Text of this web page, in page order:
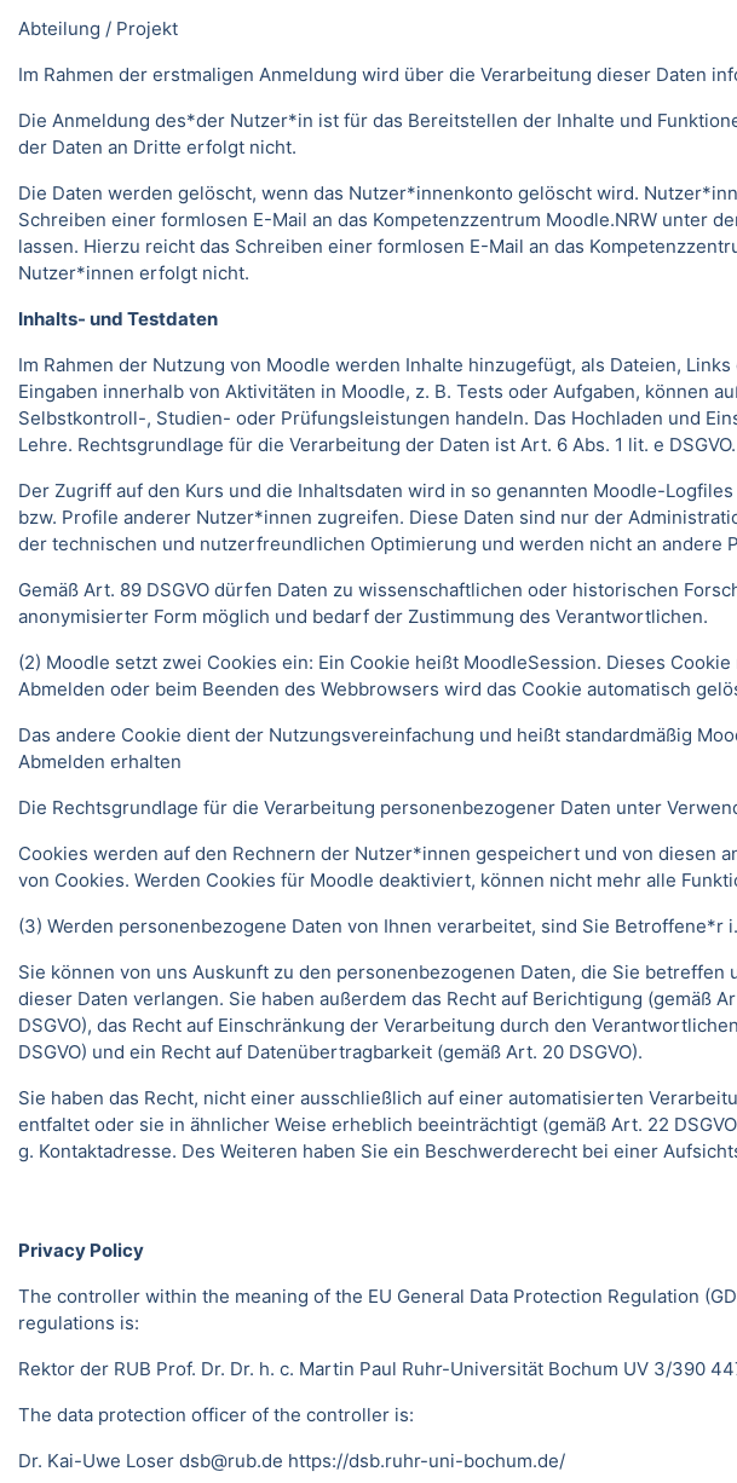
Abteilung / Projekt
Im Rahmen der erstmaligen Anmeldung wird über die Verarbeitung dieser Daten
Die Anmeldung des*der Nutzer*in ist für das Bereitstellen der Inhalte und
der Daten an Dritte erfolgt nicht.
Die Daten werden gelöscht, wenn das Nutzer*innenkonto gelöscht wird.
Schreiben einer formlosen E-Mail an das Kompetenzzentrum Moodle.NRW unter
lassen. Hierzu reicht das Schreiben einer formlosen E-Mail an das
Nutzer*innen erfolgt nicht.
Inhalts- und Testdaten
Im Rahmen der Nutzung von Moodle werden Inhalte hinzugefügt, als Dateien,
Eingaben innerhalb von Aktivitäten in Moodle, z. B. Tests oder Aufgaben, können
Selbstkontroll-, Studien- oder Prüfungsleistungen handeln. Das Hochladen und
Lehre. Rechtsgrundlage für die Verarbeitung der Daten ist Art. 6 Abs. 1 lit. e DSGVO.
Der Zugriff auf den Kurs und die Inhaltsdaten wird in so genannten Moodle-
bzw. Profile anderer Nutzer*innen zugreifen. Diese Daten sind nur der
der technischen und nutzerfreundlichen Optimierung und werden nicht an
Gemäß Art. 89 DSGVO dürfen Daten zu wissenschaftlichen oder historischen
anonymisierter Form möglich und bedarf der Zustimmung des Verantwortlichen.
(2) Moodle setzt zwei Cookies ein: Ein Cookie heißt MoodleSession. Dieses
Abmelden oder beim Beenden des Webbrowsers wird das Cookie automatisch
Das andere Cookie dient der Nutzungsvereinfachung und heißt standardmäßig
Abmelden erhalten
Die Rechtsgrundlage für die Verarbeitung personenbezogener Daten unter
Cookies werden auf den Rechnern der Nutzer*innen gespeichert und von diesen
von Cookies. Werden Cookies für Moodle deaktiviert, können nicht mehr alle
(3) Werden personenbezogene Daten von Ihnen verarbeitet, sind Sie
Sie können von uns Auskunft zu den personenbezogenen Daten, die Sie
dieser Daten verlangen. Sie haben außerdem das Recht auf Berichtigung (gemäß
DSGVO), das Recht auf Einschränkung der Verarbeitung durch den
DSGVO) und ein Recht auf Datenübertragbarkeit (gemäß Art. 20 DSGVO).
Sie haben das Recht, nicht einer ausschließlich auf einer automatisierten
entfaltet oder sie in ähnlicher Weise erheblich beeinträchtigt (gemäß Art. 22
g. Kontaktadresse. Des Weiteren haben Sie ein Beschwerderecht bei einer
Privacy Policy
The controller within the meaning of the EU General Data Protection Regulation
regulations is:
Rektor der RUB Prof. Dr. Dr. h. c. Martin Paul Ruhr-Universität Bochum UV 3/390
The data protection officer of the controller is:
Dr. Kai-Uwe Loser dsb@rub.de https://dsb.ruhr-uni-bochum.de/